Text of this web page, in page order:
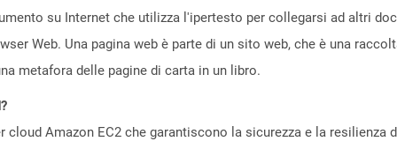
su Internet che utilizza l'ipertesto per collegarsi ad altri
Web. Una pagina web è parte di un sito web, che è una
metafora delle pagine di carta in un libro.
cloud Amazon EC2 che garantiscono la sicurezza e la